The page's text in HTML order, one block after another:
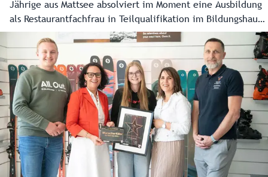
Jährige aus Mattsee absolviert im Moment eine Ausbildung
als Restaurantfachfrau in Teilqualifikation im Bildungshaus
St. Virgil. Land Salzburg und Wirtschaftskammer Salzburg
küren seit 2024 gemeinsam den Lehrling des Monats.